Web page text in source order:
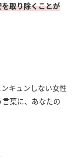
取り除くことが
キュンしない女性
言葉に、あなたの